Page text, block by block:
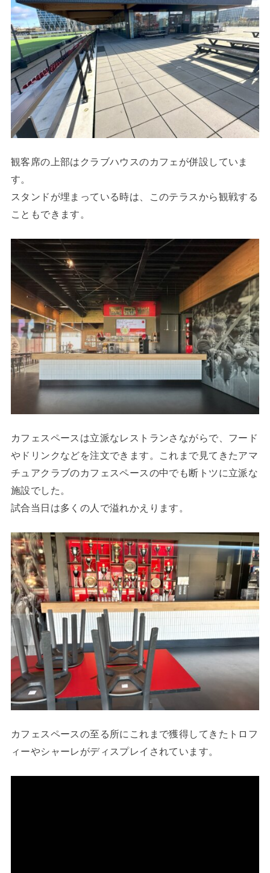
観客席の上部はクラブハウスのカフェが併設していま
す。
スタンドが埋まっている時は、このテラスから観戦する
こともできます。
カフェスペースは立派なレストランさながらで、フード
やドリンクなどを注文できます。これまで見てきたアマ
チュアクラブのカフェスペースの中でも断トツに立派な
施設でした。
試合当日は多くの人で溢れかえります。
カフェスペースの至る所にこれまで獲得してきたトロフ
ィーやシャーレがディスプレイされています。